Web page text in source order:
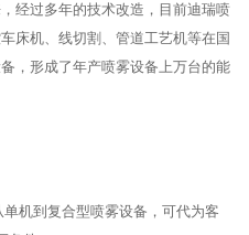
经过多年的技术改造，目前迪瑞喷
床机、线切割、管道工艺机等在国
，形成了年产喷雾设备上万台的能
机到复合型喷雾设备，可代为客